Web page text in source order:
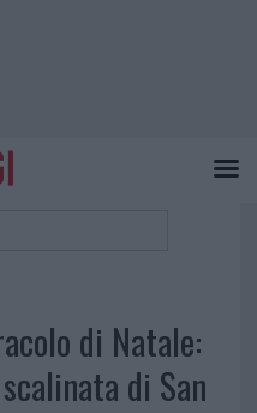
di Natale:
di San